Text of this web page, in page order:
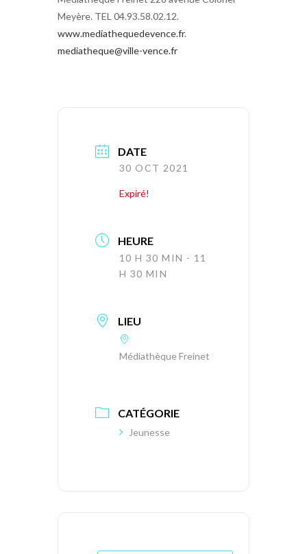
Meyère. TEL 04.93.58.02.12.
www.mediathequedevence.fr.
mediatheque@ville-vence.fr
DATE
30 OCT 2021
Expiré!
HEURE
10 H 30 MIN - 11
H 30 MIN
LIEU
Médiathèque Freinet
CATÉGORIE
Jeunesse